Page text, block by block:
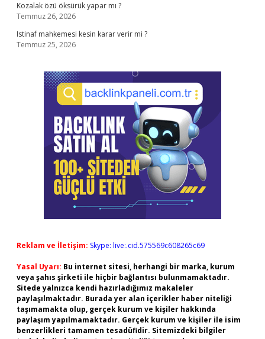
Kozalak özü öksürük yapar mı ?
Temmuz 26, 2026
Istinaf mahkemesi kesin karar verir mi ?
Temmuz 25, 2026
Reklam ve İletişim: Skype: live:.cid.575569c608265c69
Yasal Uyarı: Bu internet sitesi, herhangi bir marka, kurum
veya şahıs şirketi ile hiçbir bağlantısı bulunmamaktadır.
Sitede yalnızca kendi hazırladığımız makaleler
paylaşılmaktadır. Burada yer alan içerikler haber niteliği
taşımamakta olup, gerçek kurum ve kişiler hakkında
paylaşım yapılmamaktadır. Gerçek kurum ve kişiler ile isim
benzerlikleri tamamen tesadüfidir. Sitemizdeki bilgiler